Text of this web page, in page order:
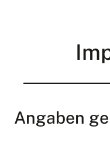
Angaben